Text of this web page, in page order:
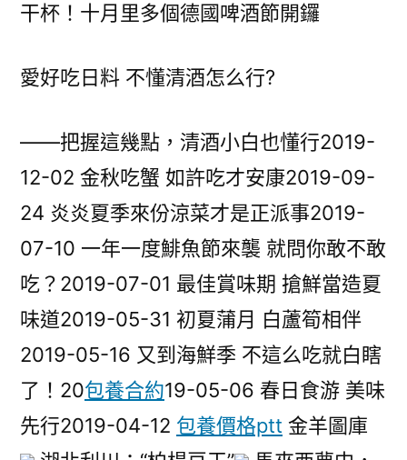
干杯！十月里多個德國啤酒節開鑼
愛好吃日料 不懂清酒怎么行?
——把握這幾點，清酒小白也懂行2019-
12-02 金秋吃蟹 如許吃才安康2019-09-
24 炎炎夏季來份涼菜才是正派事2019-
07-10 一年一度鯡魚節來襲 就問你敢不敢
吃？2019-07-01 最佳賞味期 搶鮮當造夏
味道2019-05-31 初夏蒲月 白蘆筍相伴
2019-05-16 又到海鮮季 不這么吃就白瞎
了！20包養合約19-05-06 春日食游 美味
先行2019-04-12 包養價格ptt 金羊圖庫